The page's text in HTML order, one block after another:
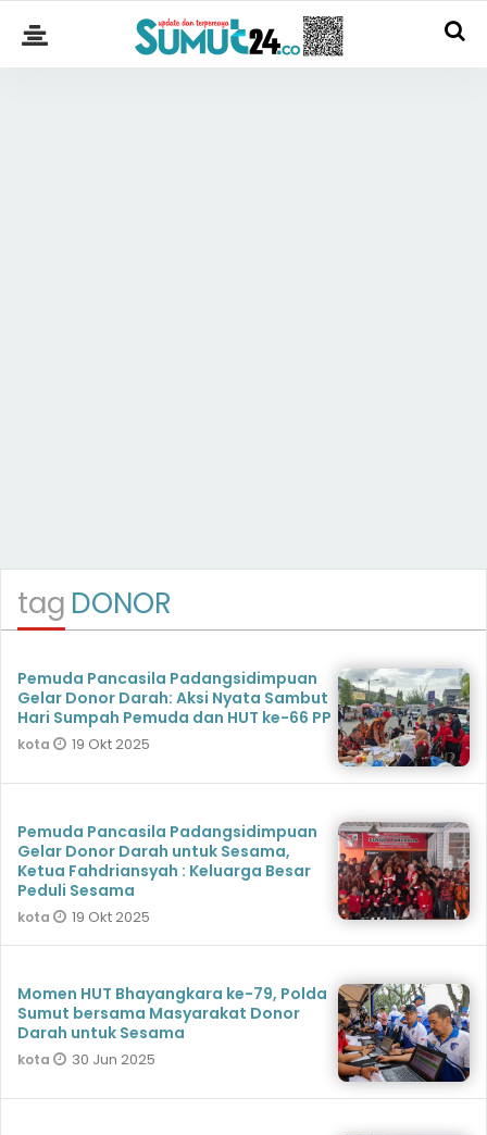
tag DONOR
Pemuda Pancasila Padangsidimpuan
Gelar Donor Darah: Aksi Nyata Sambut
Hari Sumpah Pemuda dan HUT ke-66 PP
kota 19 Okt 2025
Pemuda Pancasila Padangsidimpuan
Gelar Donor Darah untuk Sesama,
Ketua Fahdriansyah : Keluarga Besar
Peduli Sesama
kota 19 Okt 2025
Momen HUT Bhayangkara ke-79, Polda
Sumut bersama Masyarakat Donor
Darah untuk Sesama
kota 30 Jun 2025